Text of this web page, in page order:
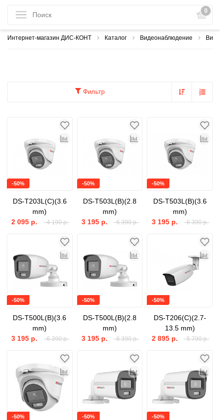
0
Интернет-магазин ДИС-КОНТ Каталог Видеонаблюдение
Фильтр
-50%
DS-T203L(C)(3.6
mm)
4 190 р.
2 095 р.
-50%
DS-T503L(B)(2.8
mm)
6 390 р.
3 195 р.
-50%
DS-T503L(B)(3.6
mm)
6 390 р.
3 195 р.
-50%
DS-T500L(B)(3.6
mm)
6 390 р.
3 195 р.
-50%
DS-T500L(B)(2.8
mm)
6 390 р.
3 195 р.
-50%
DS-T206(C)(2.7-
13.5 mm)
5 790 р.
2 895 р.
-50% -50% -50%